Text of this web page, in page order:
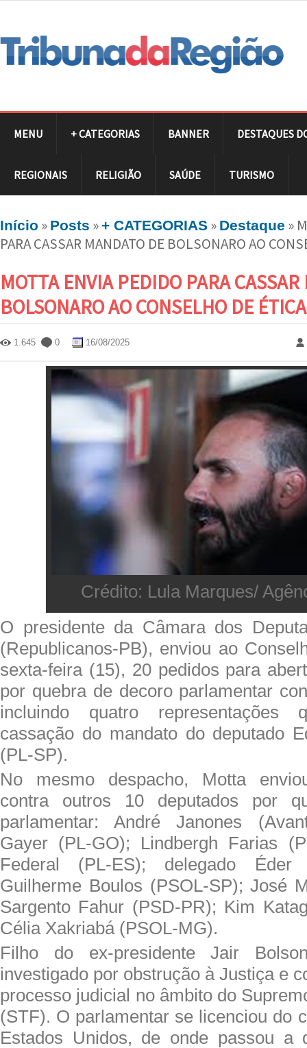
MENU + CATEGORIAS BANNER DESTAQUES
REGIONAIS RELIGIÃO SAÚDE TURISMO
Início » Posts »+ CATEGORIAS » Destaque »
PARA CASSAR MANDATO DE BOLSONARO AO
MOTTA ENVIA PEDIDO PARA
BOLSONARO AO CONSELHO DE ÉTICA
1.645 0 16/08/2025
Crédito: Lula Marques/
O presidente da Câmara dos
(Republicanos-PB), enviou ao
sexta-feira (15), 20 pedidos para
por quebra de decoro parlamentar
incluindo quatro representações
cassação do mandato do deputado
(PL-SP).
No mesmo despacho, Motta
contra outros 10 deputados por
parlamentar: André Janones
Gayer (PL-GO); Lindbergh Farias
Federal (PL-ES); delegado Éder
Guilherme Boulos (PSOL-SP); José
Sargento Fahur (PSD-PR); Kim
Célia Xakriabá (PSOL-MG).
Filho do ex-presidente Jair
investigado por obstrução à Justiça e
processo judicial no âmbito do
(STF). O parlamentar se licenciou do
Estados Unidos, de onde passou a